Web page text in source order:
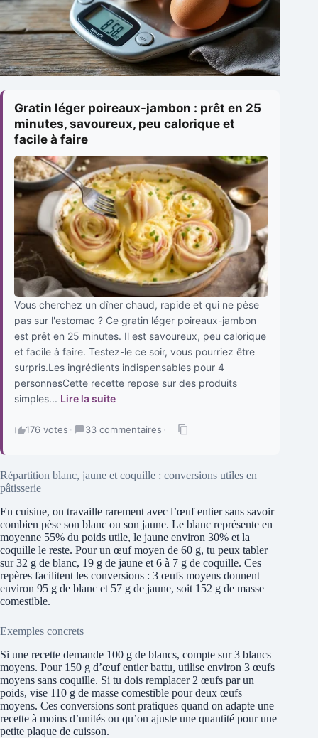
Gratin léger poireaux-jambon : prêt en 25
minutes, savoureux, peu calorique et
facile à faire
Vous cherchez un dîner chaud, rapide et qui ne pèse
pas sur l'estomac ? Ce gratin léger poireaux-jambon
est prêt en 25 minutes. Il est savoureux, peu calorique
et facile à faire. Testez-le ce soir, vous pourriez être
surpris.Les ingrédients indispensables pour 4
personnesCette recette repose sur des produits
simples... Lire la suite
176 votes · 33 commentaires ·
Répartition blanc, jaune et coquille : conversions utiles en
pâtisserie
En cuisine, on travaille rarement avec l’œuf entier sans savoir
combien pèse son blanc ou son jaune. Le blanc représente en
moyenne 55% du poids utile, le jaune environ 30% et la
coquille le reste. Pour un œuf moyen de 60 g, tu peux tabler
sur 32 g de blanc, 19 g de jaune et 6 à 7 g de coquille. Ces
repères facilitent les conversions : 3 œufs moyens donnent
environ 95 g de blanc et 57 g de jaune, soit 152 g de masse
comestible.
Exemples concrets
Si une recette demande 100 g de blancs, compte sur 3 blancs
moyens. Pour 150 g d’œuf entier battu, utilise environ 3 œufs
moyens sans coquille. Si tu dois remplacer 2 œufs par un
poids, vise 110 g de masse comestible pour deux œufs
moyens. Ces conversions sont pratiques quand on adapte une
recette à moins d’unités ou qu’on ajuste une quantité pour une
petite plaque de cuisson.